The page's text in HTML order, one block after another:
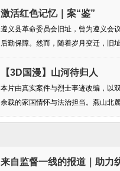
激活红色记忆｜案“鉴”
遵义县革命委员会旧址，曾为遵义会
后勤保障。然而，随着岁月变迁，旧
【3D国漫】山河待归人
本片由真实案件与烈士事迹改编，以
余载的家国情怀与法治担当。燕山北
来自监督一线的报道｜助力